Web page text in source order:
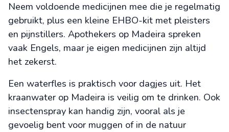
Neem voldoende medicijnen mee die je regelmatig
gebruikt, plus een kleine EHBO-kit met pleisters
en pijnstillers. Apothekers op Madeira spreken
vaak Engels, maar je eigen medicijnen zijn altijd
het zekerst.
Een waterfles is praktisch voor dagjes uit. Het
kraanwater op Madeira is veilig om te drinken. Ook
insectenspray kan handig zijn, vooral als je
gevoelig bent voor muggen of in de natuur